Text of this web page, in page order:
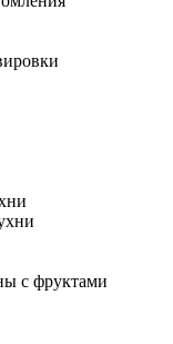
с фруктами